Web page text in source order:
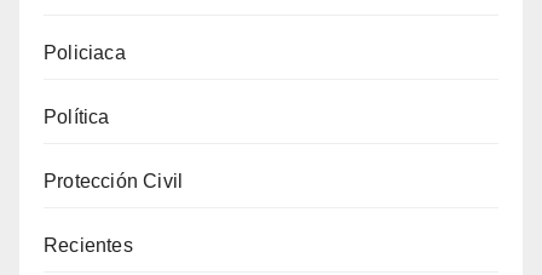
Policiaca
Política
Protección Civil
Recientes